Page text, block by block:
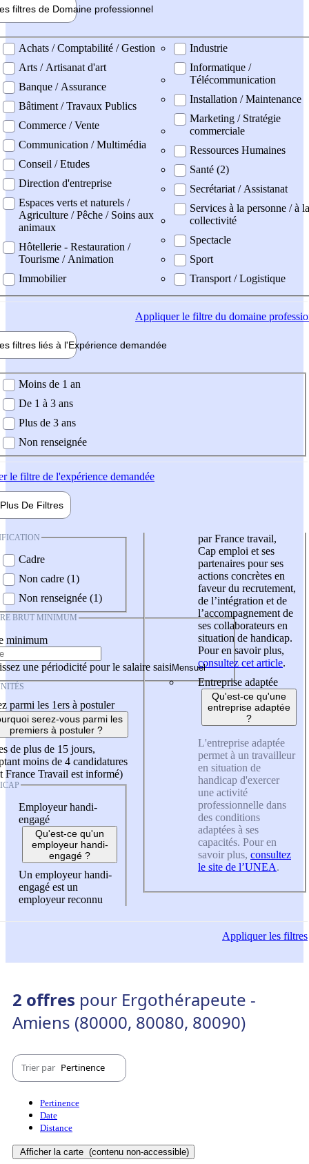
filtres de Domaine professionnel
professionel
Achats / Comptabilité / Gestion
Arts / Artisanat d'art
Banque / Assurance
Bâtiment / Travaux Publics
Commerce / Vente
Communication / Multimédia
Conseil / Etudes
Direction d'entreprise
Espaces verts et naturels /
Agriculture / Pêche / Soins aux
animaux
Hôtellerie - Restauration /
Tourisme / Animation
Immobilier
Industrie
Informatique /
Télécommunication
Installation / Maintenance
Marketing / Stratégie
commerciale
Ressources Humaines
Santé (2)
Secrétariat / Assistanat
Services à la personne / à la
collectivité
Spectacle
Sport
Transport / Logistique
Appliquerle filtre du domaine
filtres liés à l'Expérience demandée
demandée
Moins de 1 an
De 1 à 3 ans
Plus de 3 ans
Non renseignée
le filtre de l'expérience demandée
Plus De Filtres
Cadre
Non cadre (1)
Non renseignée (1)
BRUT MINIMUM
minimum
une périodicité pour le salaire saisi
parmi les 1ers à postuler
serez-vous parmi les
premiers à postuler ?
de plus de 15 jours,
moins de 4 candidatures
France Travail est informé)
Employeur handi-
engagé
Qu'est-ce qu'un
employeur handi-
engagé ?
Un employeur handi-
engagé est un
employeur reconnu
par France travail,
Cap emploi et ses
partenaires pour ses
actions concrètes en
faveur du recrutement,
de l’intégration et de
l’accompagnement de
ses collaborateurs en
situation de handicap.
Pour en savoir plus,
consultez cet article.
Entreprise adaptée
Qu'est-ce qu'une
entreprise adaptée
?
L'entreprise adaptée
permet à un travailleur
en situation de
handicap d'exercer
une activité
professionnelle dans
des conditions
adaptées à ses
capacités. Pour en
savoir plus, consultez
le site de l’UNEA.
Appliquerles filtres
2 offres pour Ergothérapeute -
Amiens (80000, 80080, 80090)
Trier par Pertinence
Pertinence
Date
Distance
Afficher la carte (contenu non-accessible)